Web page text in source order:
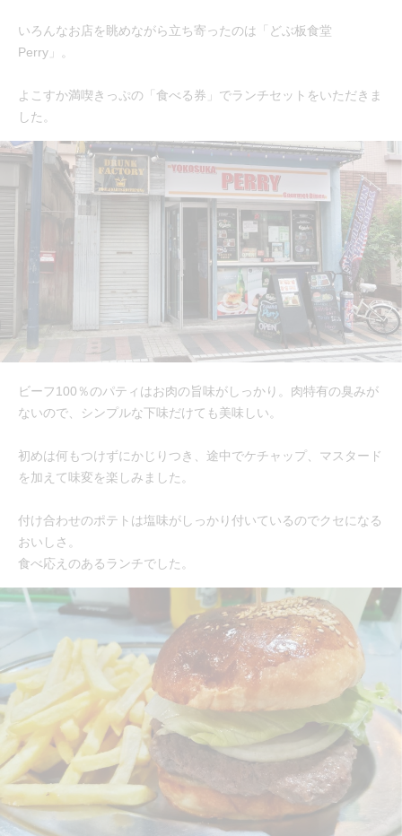
いろんなお店を眺めながら立ち寄ったのは「どぶ板食堂
Perry」。
よこすか満喫きっぷの「食べる券」でランチセットをいただきま
した。
ビーフ100％のパティはお肉の旨味がしっかり。肉特有の臭みが
ないので、シンプルな下味だけても美味しい。
初めは何もつけずにかじりつき、途中でケチャップ、マスタード
を加えて味変を楽しみました。
付け合わせのポテトは塩味がしっかり付いているのでクセになる
おいしさ。
食べ応えのあるランチでした。